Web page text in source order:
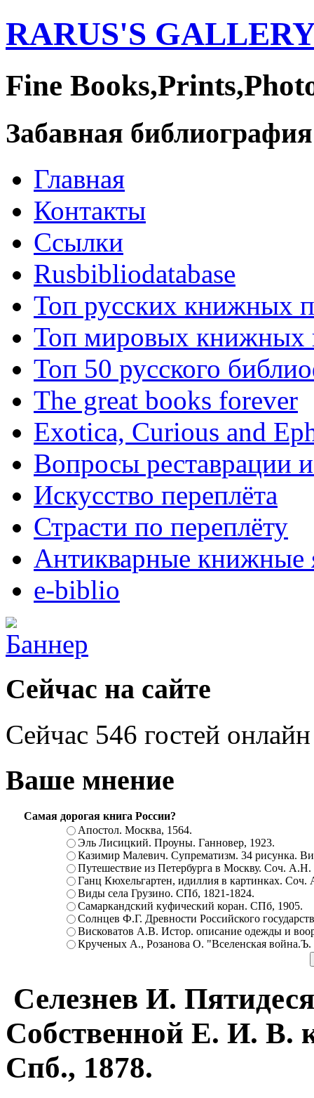
RARUS'S
Fine
Забавная библиография
Главная
Контакты
Ссылки
Rusbibliodatabase
Топ русских книжных
Топ мировых книжных
Топ 50 русского
The great books forever
Exotica, Curious and
Вопросы реставрации
Искусство переплёта
Страсти по переплёту
Антикварные книжные
e-biblio
Сейчас на сайте
Сейчас 546 гостей онлайн
Ваше мнение
Самая дорогая книга России?
Апостол. Москва, 1564.
Эль Лисицкий. Проуны. Ганновер, 1923.
Казимир Малевич. Супрематизм. 34 рисунка.
Путешествие из Петербурга в Москву. Соч.
Ганц Кюхельгартен, идиллия в картинках.
Виды села Грузино. СПб, 1821-1824.
Самаркандский куфический коран. СПб, 1905.
Солнцев Ф.Г. Древности Российского
Висковатов А.В. Истор. описание одежды и
Крученых А., Розанова О. "Вселенская
Селезнев И.
Собственной Е. И. В.
Спб., 1878.